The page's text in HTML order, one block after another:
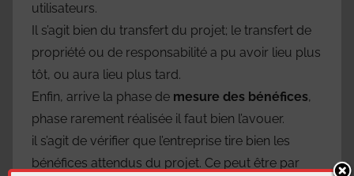
utilisateurs.
Il s’agit bien du transfert du projet; le transfert de
propriété ou de responsabilité a pu avoir lieu plus
tôt, ou aura lieu plus tard.
Enfin, arrive la phase de mesure des bénéfices,
phase rarement réalisée il faut bien l’avouer.
il s’agit de vérifier que l’entreprise tire bien les
bénéfices attendus du projet. Ce peut être par